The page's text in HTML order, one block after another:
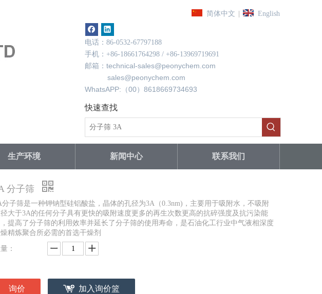
简体中文 English
电话：86-0532-67797188
手机：+86-18661764298 / +86-13969719691
邮箱： technical-sales@peonychem.com
sales@peonychem.com
WhatsAPP:（00）8618669734693
快速查找
生产环境 新闻中心 联系我们
分子筛
分子筛是一种钾钠型硅铝酸盐，晶体的孔径为3A（0.3nm)，主要用于吸附水，不吸附
大于3A的任何分子具有更快的吸附速度更多的再生次数更高的抗碎强度及抗污染能
提高了分子筛的利用效率并延长了分子筛的使用寿命，是石油化工行业中气液相深度
精炼聚合所必需的首选干燥剂
：
询价 加入询价篮